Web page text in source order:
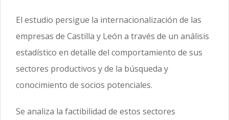
El estudio persigue la internacionalización de las
empresas de Castilla y León a través de un análisis
estadístico en detalle del comportamiento de sus
sectores productivos y de la búsqueda y
conocimiento de socios potenciales.
Se analiza la factibilidad de estos sectores